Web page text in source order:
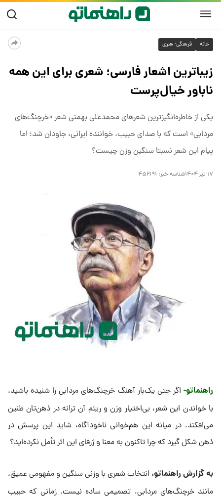
خانه فرهنگی- هنری
زیباترین اشعار فارسی؛ شعری برای این همه
ناباور خیال‌پرست
یکی از خاطره‌انگیزترین شعرهای محمدعلی بهمنی شعر «خرچنگ‌های
مردابی» است که با صدای حبیب، خواننده ایرانی، جاودان شد؛ اما
پیام این شعر نسبتا سنگین وزن چیست؟
۱۷ تیر ۱۴۰۴ شناسه خبر: ۴۵۲۱۹۱
راهنماتو- اگر حتی یک‌بار آهنگ خرچنگ‌های مردابی را شنیده باشید،
با خواندن این شعر، بی‌اختیار وزن و ریتم آن ترانه در ذهن‌تان طنین
می‌افکند. در میانه این هم‌خوانی ناخودآگاه، شاید این پرسش در
ذهن شکل گیرد که چرا تاکنون به معنا و ژرفای این اثر تأمل نکرده‌اید؟
به گزارش راهنماتو، انتخاب شعری با وزنی سنگین و مفهومی عمیق،
مانند خرچنگ‌های مردابی، تصمیمی ساده نیست. زمانی که حبیب